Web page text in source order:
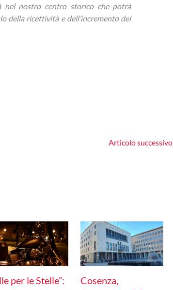
nel nostro centro storico che potrà
della ricettività e dell’incremento dei
Articolo successivo
per le Stelle”:
Cosenza,